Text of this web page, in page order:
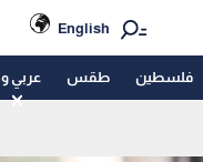
English
فلسطين طقس عربي